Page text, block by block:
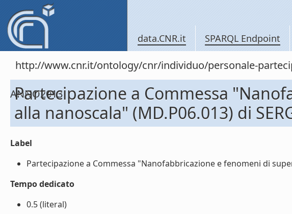
data.CNR.it SPARQL Endpoint
http://www.cnr.it/ontology/cnr/individuo/personale-
ANNO2013
Partecipazione a Commessa
alla nanoscala" (MD.P06.013) di
Label
Partecipazione a Commessa "Nanofabbricazione e fenomeni di
Tempo dedicato
0.5 (literal)